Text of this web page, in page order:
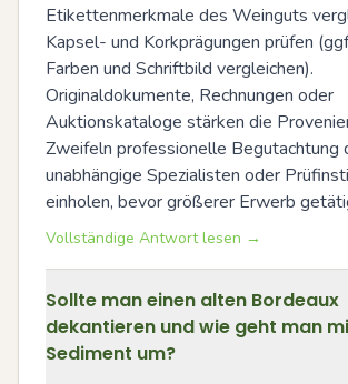
Etikettenmerkmale des Weinguts
Kapsel- und Korkprägungen prüfen
Farben und Schriftbild vergleichen).
Originaldokumente, Rechnungen oder
Auktionskataloge stärken die
Zweifeln professionelle Begutachtung
unabhängige Spezialisten oder
einholen, bevor größerer Erwerb
Vollständige Antwort lesen →
Sollte man einen alten Bordeaux
dekantieren und wie geht man
Sediment um?